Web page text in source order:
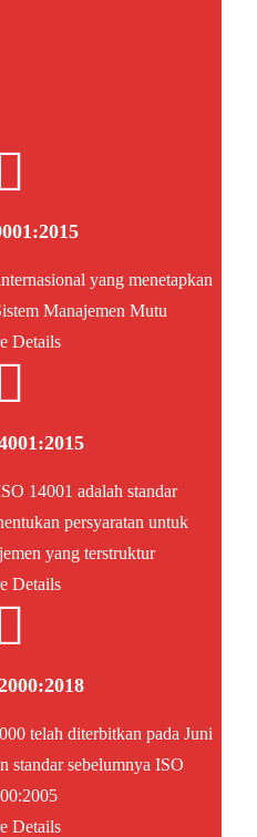
yang menetapkan
Manajemen Mutu
Details
14001 adalah standar
persyaratan untuk
yang terstruktur
Details
telah diterbitkan pada Juni
standar sebelumnya ISO
Details